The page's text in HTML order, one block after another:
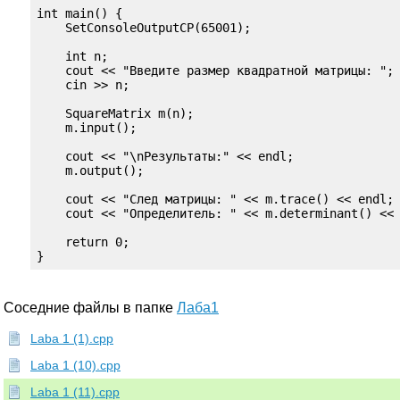
int main() {
    SetConsoleOutputCP(65001);
    int n;
    cout << "Введите размер квадратной матрицы: ";
    cin >> n;
    SquareMatrix m(n);
    m.input();
    cout << "\nРезультаты:" << endl;
    m.output();
    cout << "След матрицы: " << m.trace() << endl;
cout << "Определитель: " << m.determinant() <<
    return 0;
}
Соседние файлы в папке Лаба1
Laba 1 (1).cpp
Laba 1 (10).cpp
Laba 1 (11).cpp